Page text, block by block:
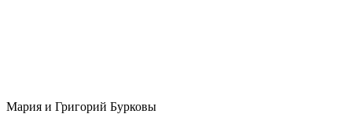
Мария и Григорий Бурковы